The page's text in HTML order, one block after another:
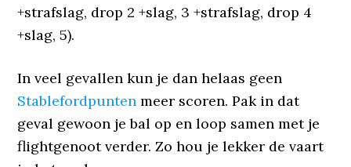
+strafslag, drop 2 +slag, 3 +strafslag, drop 4
+slag, 5).
In veel gevallen kun je dan helaas geen
Stablefordpunten meer scoren. Pak in dat
geval gewoon je bal op en loop samen met je
flightgenoot verder. Zo hou je lekker de vaart